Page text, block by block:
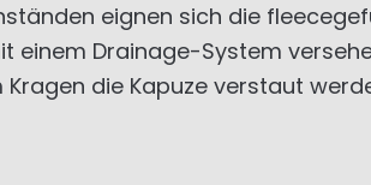
eignen sich die
einem Drainage-System
die Kapuze verstaut